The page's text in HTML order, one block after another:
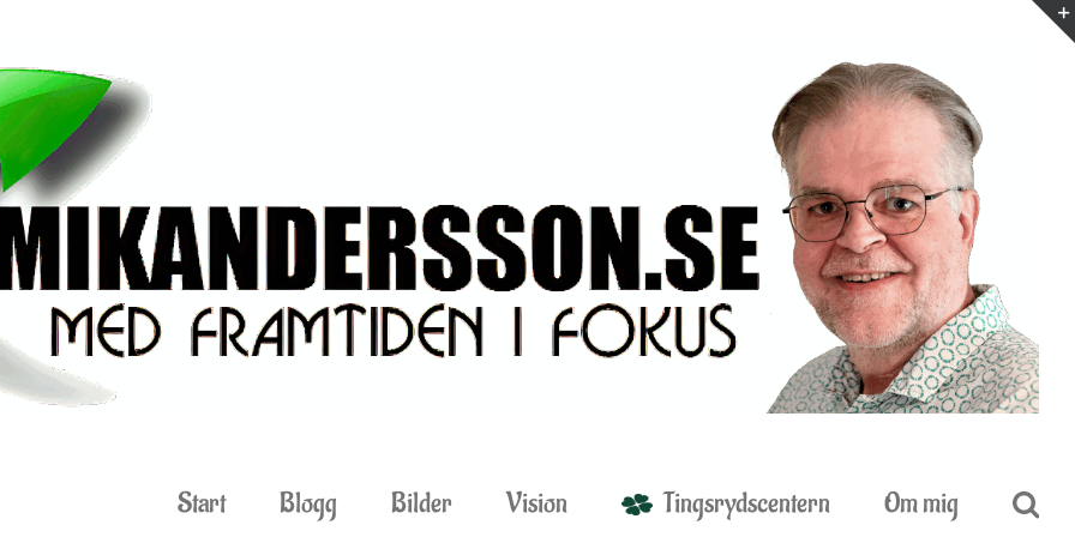
Start Blogg Bilder Vision Tingsrydscentern Om mig